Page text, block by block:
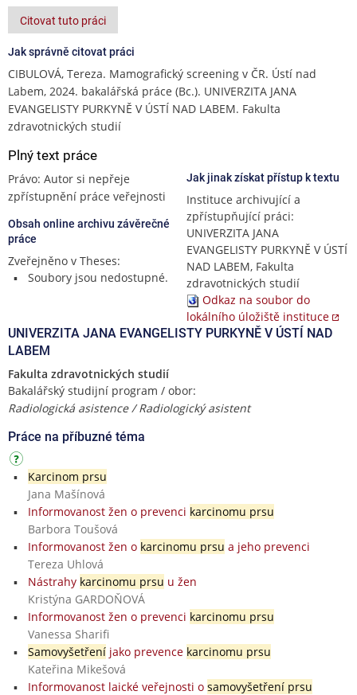
Citovat tuto práci
Jak správně citovat práci
CIBULOVÁ, Tereza. Mamografický screening v ČR. Ústí nad
Labem, 2024. bakalářská práce (Bc.). UNIVERZITA JANA
EVANGELISTY PURKYNĚ V ÚSTÍ NAD LABEM. Fakulta
zdravotnických studií
Plný text práce
Právo: Autor si nepřeje
zpřístupnění práce veřejnosti
Obsah online archivu závěrečné
práce
Zveřejněno v Theses:
Soubory jsou nedostupné.
Jak jinak získat přístup k textu
Instituce archivující a
zpřístupňující práci:
UNIVERZITA JANA
EVANGELISTY PURKYNĚ V ÚSTÍ
NAD LABEM, Fakulta
zdravotnických studií
Odkaz na soubor do
lokálního úložiště instituce
UNIVERZITA JANA EVANGELISTY PURKYNĚ V ÚSTÍ NAD
LABEM
Fakulta zdravotnických studií
Bakalářský studijní program / obor:
Radiologická asistence / Radiologický asistent
Práce na příbuzné téma
Karcinom prsu
Jana Mašínová
Informovanost žen o prevenci karcinomu prsu
Barbora Toušová
Informovanost žen o karcinomu prsu a jeho prevenci
Tereza Uhlová
Nástrahy karcinomu prsu u žen
Kristýna GARDOŇOVÁ
Informovanost žen o prevenci karcinomu prsu
Vanessa Sharifi
Samovyšetřeníjako prevence karcinomu prsu
Kateřina Mikešová
Informovanost laické veřejnosti o samovyšetření prsu